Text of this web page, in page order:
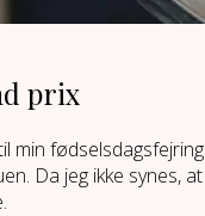
prix
Da jeg ikke synes,